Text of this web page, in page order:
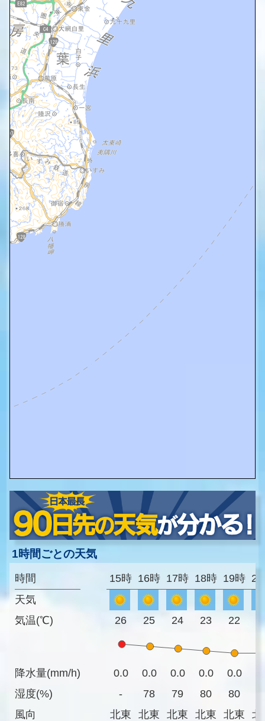
1時間ごとの天気
時間
天気
気温(℃)
降水量(mm/h)
湿度(%)
風向
15時 16時 17時 18時 19時
26 25 24 23 22
0.0 0.0 0.0 0.0 0.0
-
78 79 80 80
北東
北東 北東 北東 北東 北